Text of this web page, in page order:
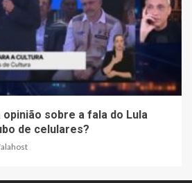
opinião sobre a fala do Lula
de celulares?